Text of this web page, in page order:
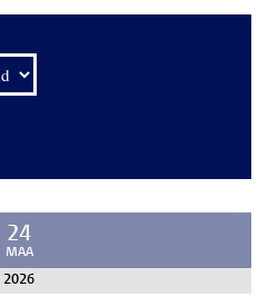
24
MAA
2026